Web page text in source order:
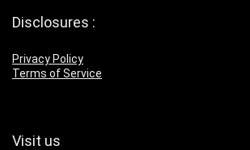
Disclosures :
Privacy Policy
Terms of Service
Visit us